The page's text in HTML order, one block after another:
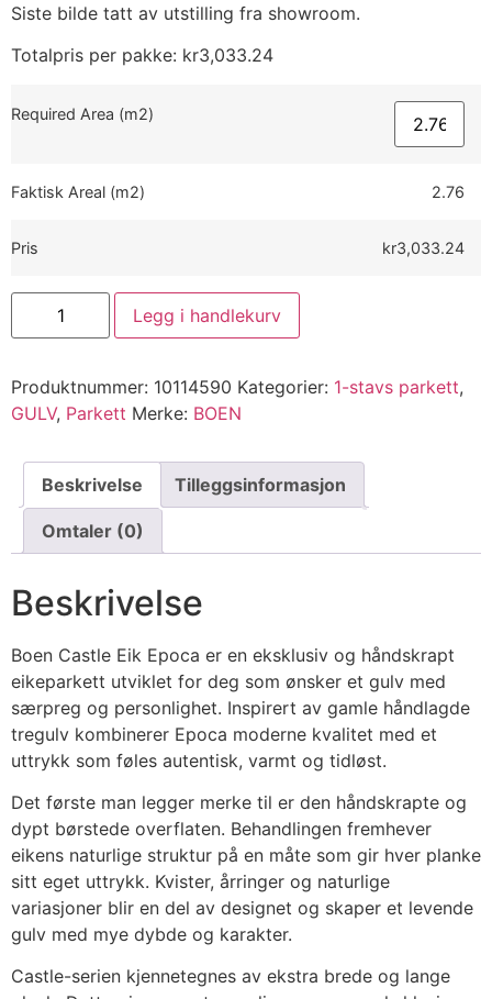
Siste bilde tatt av utstilling fra showroom.
Totalpris per pakke: kr3,033.24
Required Area (m2)
Faktisk Areal (m2) 2.76
Pris kr3,033.24
Legg i handlekurv
Produktnummer: 10114590 Kategorier: 1-stavs parkett,
GULV, Parkett Merke: BOEN
Beskrivelse Tilleggsinformasjon
Omtaler (0)
Beskrivelse
Boen Castle Eik Epoca er en eksklusiv og håndskrapt
eikeparkett utviklet for deg som ønsker et gulv med
særpreg og personlighet. Inspirert av gamle håndlagde
tregulv kombinerer Epoca moderne kvalitet med et
uttrykk som føles autentisk, varmt og tidløst.
Det første man legger merke til er den håndskrapte og
dypt børstede overflaten. Behandlingen fremhever
eikens naturlige struktur på en måte som gir hver planke
sitt eget uttrykk. Kvister, årringer og naturlige
variasjoner blir en del av designet og skaper et levende
gulv med mye dybde og karakter.
Castle-serien kjennetegnes av ekstra brede og lange